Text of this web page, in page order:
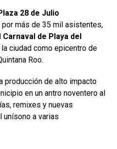
28 de Julio
más de 35 mil asistentes,
Carnaval de Playa del
ciudad como epicentro de
Roo.
producción de alto impacto
en un antro noventero al
remixes y nuevas
unísono a varias